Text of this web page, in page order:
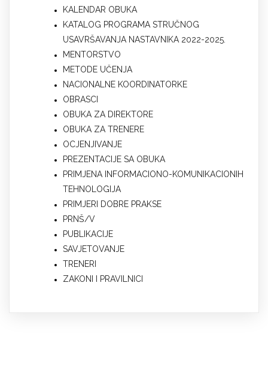
KALENDAR OBUKA
KATALOG PROGRAMA STRUČNOG
USAVRŠAVANJA NASTAVNIKA 2022-2025.
MENTORSTVO
METODE UČENJA
NACIONALNE KOORDINATORKE
OBRASCI
OBUKA ZA DIREKTORE
OBUKA ZA TRENERE
OCJENJIVANJE
PREZENTACIJE SA OBUKA
PRIMJENA INFORMACIONO-KOMUNIKACIONIH
TEHNOLOGIJA
PRIMJERI DOBRE PRAKSE
PRNŠ/V
PUBLIKACIJE
SAVJETOVANJE
TRENERI
ZAKONI I PRAVILNICI